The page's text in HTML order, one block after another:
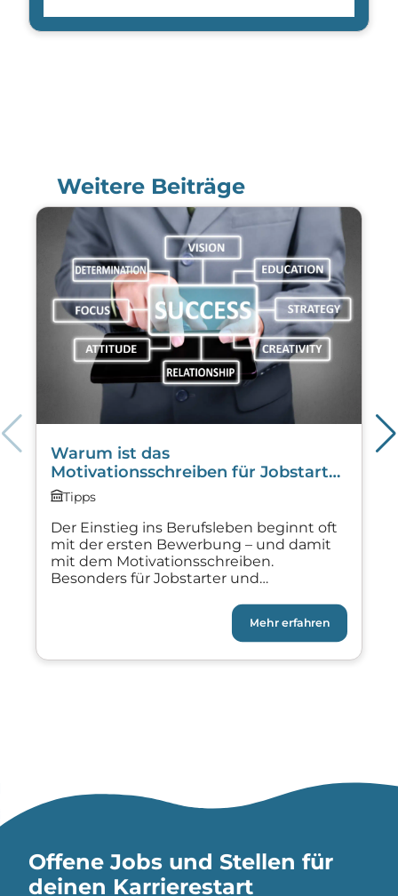
Weitere Beiträge
Warum ist das
Motivationsschreiben für Jobstarter
und Praktikanten so wichtig?
Tipps
Der Einstieg ins Berufsleben beginnt oft
mit der ersten Bewerbung – und damit
mit dem Motivationsschreiben.
Besonders für Jobstarter und
zentrale Rolle. Es ist die Gelegenheit,
Persönlichkeit zu zeigen, Interesse zu
betonen und sich von anderen
Bewerbern abzuheben. Aber warum
Mehr erfahren
Offene Jobs und Stellen für
deinen Karrierestart